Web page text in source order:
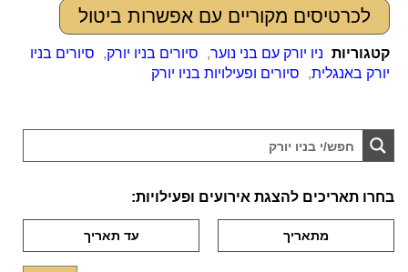
לכרטיסים מקוריים עם אפשרות ביטול
קטגוריות ניו יורק עם בני נוער, סיורים בניו יורק,
סיורים בניו
יורק באנגלית, סיורים ופעילויות בניו יורק
בחרו תאריכים להצגת אירועים ופעילויות: